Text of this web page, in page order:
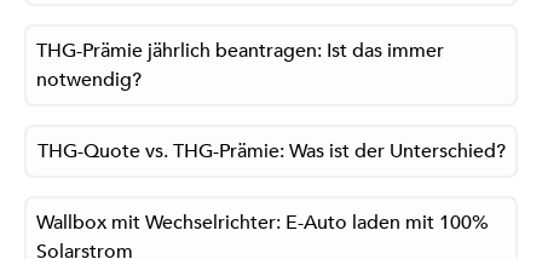
THG-Prämie jährlich beantragen: Ist das immer
notwendig?
THG-Quote vs. THG-Prämie: Was ist der Unterschied?
Wallbox mit Wechselrichter: E-Auto laden mit 100%
Solarstrom